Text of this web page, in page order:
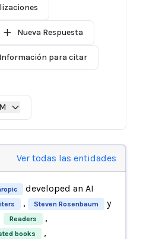
Nueva Respuesta
Información para citar
Ver todas las entidades
developed an AI
, Steven Rosenbaum y
Readers ,
books ,